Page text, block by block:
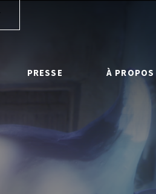
PRESSE À PROPOS